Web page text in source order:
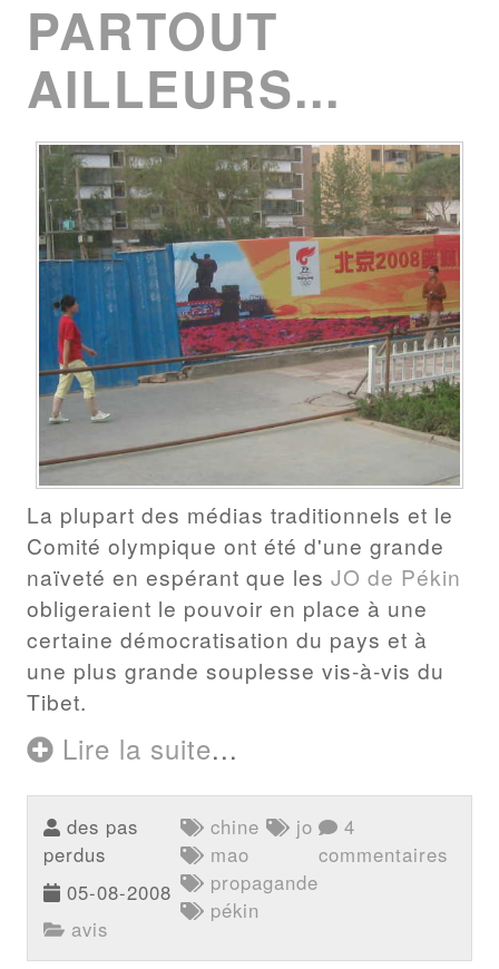
PARTOUT
AILLEURS...
La plupart des médias traditionnels et le
Comité olympique ont été d'une grande
naïveté en espérant que les JO de Pékin
obligeraient le pouvoir en place à une
certaine démocratisation du pays et à
une plus grande souplesse vis-à-vis du
Tibet.
Lire la suite...
des pas
perdus
05-08-2008
avis
chine
jo
mao
propagande
pékin
4
commentaires